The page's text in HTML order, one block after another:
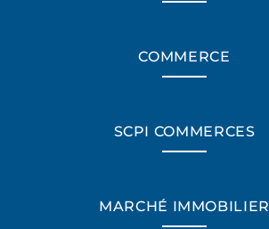
COMMERCE
SCPI COMMERCES
MARCHÉ IMMOBILIER